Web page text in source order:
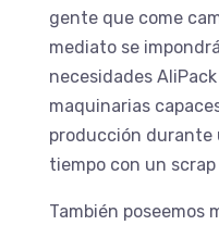
gente que come
mediato se
necesidades
maquinarias
producción durante
tiempo con un
También poseemos